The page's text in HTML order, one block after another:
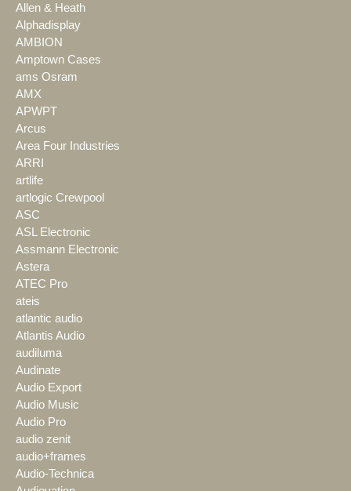
Allen & Heath
Alphadisplay
AMBION
Amptown Cases
ams Osram
AMX
APWPT
Arcus
Area Four Industries
ARRI
artlife
artlogic Crewpool
ASC
ASL Electronic
Assmann Electronic
Astera
ATEC Pro
ateis
atlantic audio
Atlantis Audio
audiluma
Audinate
Audio Export
Audio Music
Audio Pro
audio zenit
audio+frames
Audio-Technica